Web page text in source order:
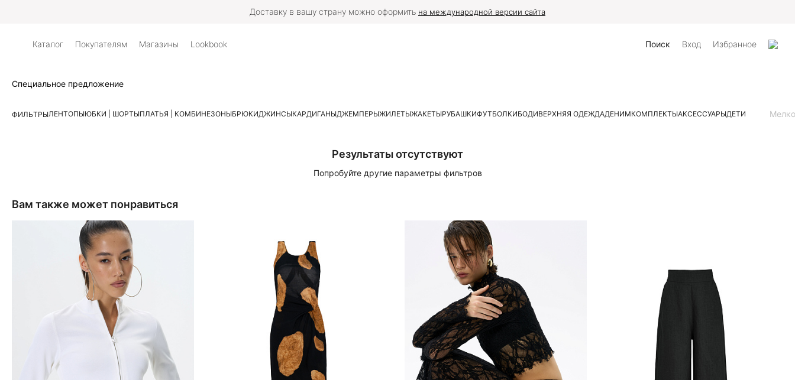
Доставку в вашу страну можно оформить на международной версии сайта
Каталог Покупателям Магазины Lookbook Поиск Вход Избранное
Специальное предложение
ФИЛЬТРЫЛЕНТОПЫЮБКИ | ШОРТЫПЛАТЬЯ | КОМБИНЕЗОНЫБРЮКИДЖИНСЫКАРДИГАНЫДЖЕМПЕРЫЖИЛЕТЫЖАКЕТЫРУБАШКИФУТБОЛКИБОДИВЕРХНЯЯ ОДЕЖДАДЕНИМКОМПЛЕКТЫАКСЕССУАРЫДЕТИ Мелко
Результаты отсутствуют
Попробуйте другие параметры фильтров
Вам также может понравиться